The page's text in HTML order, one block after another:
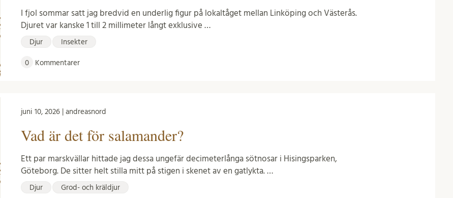
I fjol sommar satt jag bredvid en underlig figur på lokaltåget mellan Linköping och Västerås.
Djuret var kanske 1 till 2 millimeter långt exklusive …
Djur Insekter
0 Kommentarer
juni 10, 2026 | andreasnord
Vad är det för salamander?
Ett par marskvällar hittade jag dessa ungefär decimeterlånga sötnosar i Hisingsparken,
Göteborg. De sitter helt stilla mitt på stigen i skenet av en gatlykta. …
Djur Grod- och kräldjur